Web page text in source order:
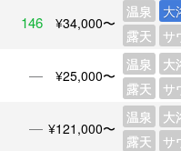
146 ¥34,000〜
温泉
大
露天
サ
― ¥25,000〜
温泉
大
露天
サ
― ¥121,000〜
温泉
大
露天
サ